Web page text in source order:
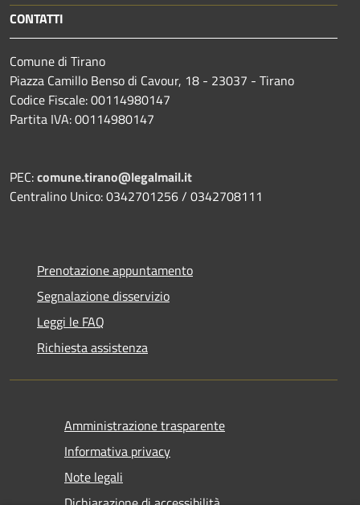
CONTATTI
Comune di Tirano
Piazza Camillo Benso di Cavour, 18 - 23037 - Tirano
Codice Fiscale: 00114980147
Partita IVA: 00114980147
PEC:comune.tirano@legalmail.it
Centralino Unico: 0342701256 / 0342708111
Prenotazione appuntamento
Segnalazione disservizio
Leggi le FAQ
Richiesta assistenza
Amministrazione trasparente
Informativa privacy
Note legali